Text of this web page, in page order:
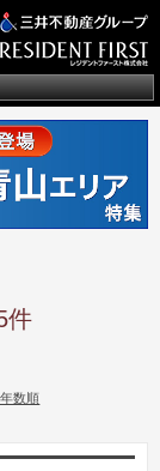
数順